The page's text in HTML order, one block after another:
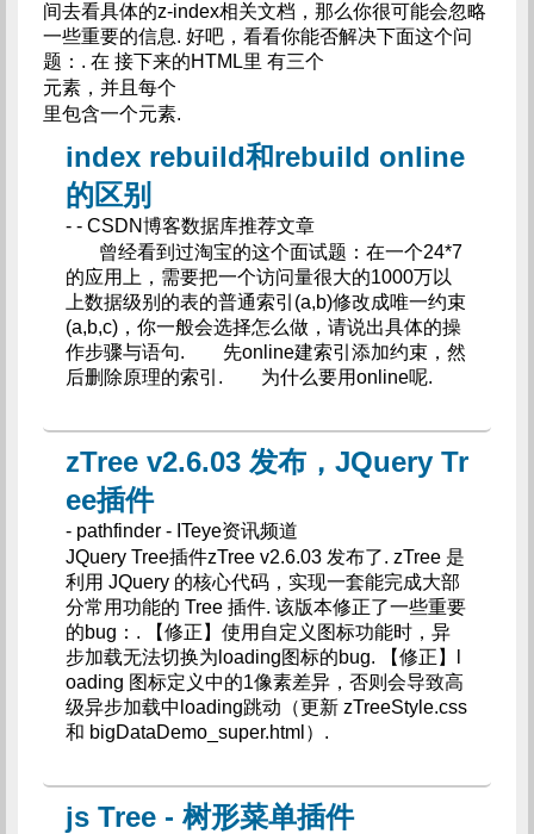
间去看具体的z-index相关文档，那么你很可能会忽略
一些重要的信息. 好吧，看看你能否解决下面这个问
题：. 在 接下来的HTML里 有三个
元素，并且每个
里包含一个元素.
index rebuild和rebuild online
的区别
- - CSDN博客数据库推荐文章
曾经看到过淘宝的这个面试题：在一个24*7
的应用上，需要把一个访问量很大的1000万以
上数据级别的表的普通索引(a,b)修改成唯一约束
(a,b,c)，你一般会选择怎么做，请说出具体的操
作步骤与语句. 先online建索引添加约束，然
后删除原理的索引. 为什么要用online呢.
zTree v2.6.03 发布，JQuery Tr
ee插件
- pathfinder - ITeye资讯频道
JQuery Tree插件zTree v2.6.03 发布了. zTree 是
利用 JQuery 的核心代码，实现一套能完成大部
分常用功能的 Tree 插件. 该版本修正了一些重要
的bug：. 【修正】使用自定义图标功能时，异
步加载无法切换为loading图标的bug. 【修正】l
oading 图标定义中的1像素差异，否则会导致高
级异步加载中loading跳动（更新 zTreeStyle.css
和 bigDataDemo_super.html）.
js Tree - 树形菜单插件